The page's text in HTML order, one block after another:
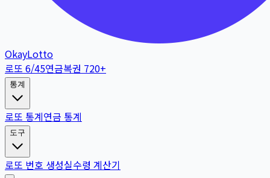
OkayLotto
로또 6/45연금복권 720+
통계
로또 통계연금 통계
도구
로또 번호 생성실수령 계산기